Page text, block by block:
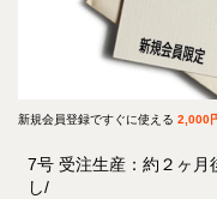
新規会員登録ですぐに使える 2,000
7号 受注生産：約２ヶ月
し